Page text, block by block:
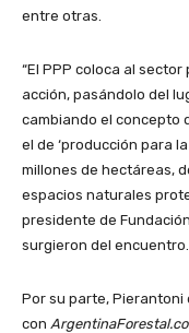
entre otras.
“El PPP coloca al
acción, pasándolo del
cambiando el concepto
el de ‘producción para
millones de hectáreas,
espacios naturales
presidente de
surgieron del encuentro.
Por su parte, Pierantoni
con